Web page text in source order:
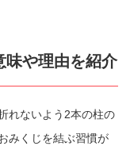
味や理由を紹介
れないよう2本の柱の
みくじを結ぶ習慣が